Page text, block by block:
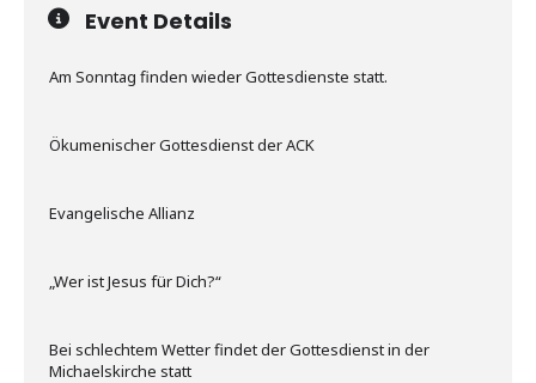
Event Details
Am Sonntag finden wieder Gottesdienste statt.
Ökumenischer Gottesdienst der ACK
Evangelische Allianz
„Wer ist Jesus für Dich?“
Bei schlechtem Wetter findet der Gottesdienst in der
Michaelskirche statt